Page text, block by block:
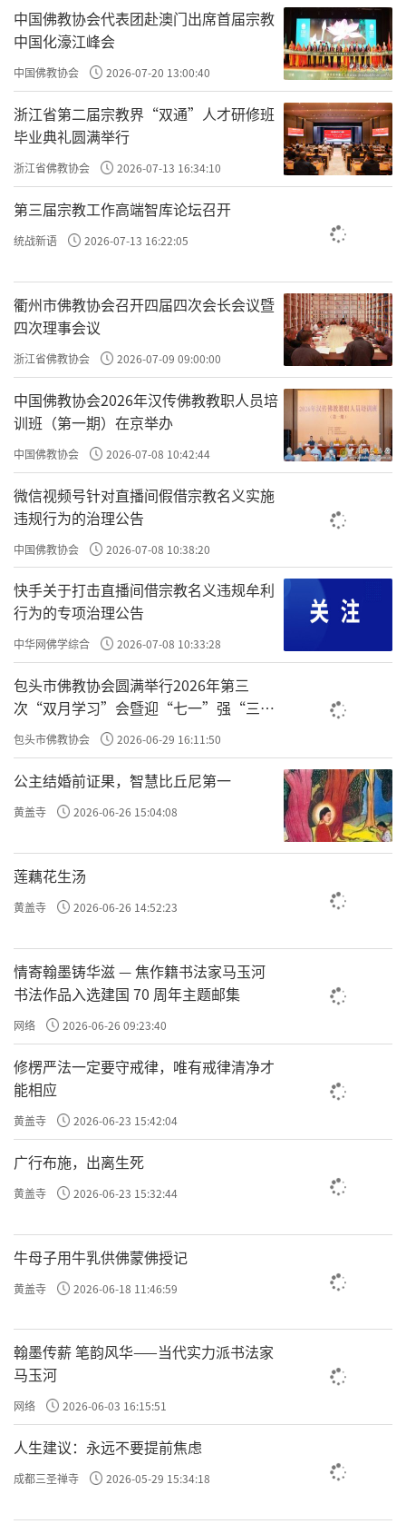
中国佛教协会代表团赴澳门出席首届宗教
中国化濠江峰会
中国佛教协会 2026-07-20 13:00:40
浙江省第二届宗教界“双通”人才研修班
毕业典礼圆满举行
浙江省佛教协会 2026-07-13 16:34:10
第三届宗教工作高端智库论坛召开
统战新语 2026-07-13 16:22:05
衢州市佛教协会召开四届四次会长会议暨
四次理事会议
浙江省佛教协会 2026-07-09 09:00:00
中国佛教协会2026年汉传佛教教职人员培
训班（第一期）在京举办
中国佛教协会 2026-07-08 10:42:44
微信视频号针对直播间假借宗教名义实施
违规行为的治理公告
中国佛教协会 2026-07-08 10:38:20
快手关于打击直播间借宗教名义违规牟利
行为的专项治理公告
中华网佛学综合 2026-07-08 10:33:28
包头市佛教协会圆满举行2026年第三
次“双月学习”会暨迎“七一”强“三
爱”主题书画笔会
包头市佛教协会 2026-06-29 16:11:50
公主结婚前证果，智慧比丘尼第一
黄盖寺 2026-06-26 15:04:08
莲藕花生汤
黄盖寺 2026-06-26 14:52:23
情寄翰墨铸华滋 — 焦作籍书法家马玉河
书法作品入选建国 70 周年主题邮集
网络 2026-06-26 09:23:40
修楞严法一定要守戒律，唯有戒律清净才
能相应
黄盖寺 2026-06-23 15:42:04
广行布施，出离生死
黄盖寺 2026-06-23 15:32:44
牛母子用牛乳供佛蒙佛授记
黄盖寺 2026-06-18 11:46:59
翰墨传薪 笔韵风华——当代实力派书法家
马玉河
网络 2026-06-03 16:15:51
人生建议：永远不要提前焦虑
成都三圣禅寺 2026-05-29 15:34:18